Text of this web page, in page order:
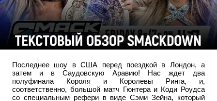
Последнее шоу в США перед поездкой в Лондон, а
затем и в Саудовскую Аравию! Нас ждет два
полуфинала Короля и Королевы Ринга, и,
соответственно, большой матч Гюнтера и Коди Роудса
со специальным рефери в виде Сэми Зейна, который